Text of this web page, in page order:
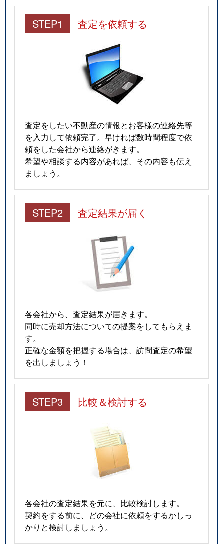
STEP1 査定を依頼する
査定をしたい不動産の情報とお客様の連絡先等
を入力して依頼完了。早ければ数時間程度で依
頼をした会社から連絡がきます。
希望や相談する内容があれば、その内容も伝え
ましょう。
STEP2 査定結果が届く
各会社から、査定結果が届きます。
同時に売却方法についての提案をしてもらえま
す。
正確な金額を把握する場合は、訪問査定の希望
を出しましょう！
STEP3 比較＆検討する
各会社の査定結果を元に、比較検討します。
契約をする前に、どの会社に依頼をするかしっ
かりと検討しましょう。